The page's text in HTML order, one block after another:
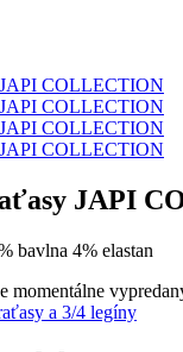
JAPI
bavlna 4% elastan
momentálne
a 3/4 legíny